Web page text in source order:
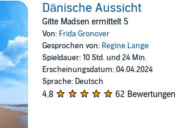
Dänische Aussicht
Gitte Madsen ermittelt 5
Von: Frida Gronover
Gesprochen von: Regine Lange
Spieldauer: 10 Std. und 24 Min.
Erscheinungsdatum: 04.04.2024
Sprache: Deutsch
4,8 62 Bewertungen